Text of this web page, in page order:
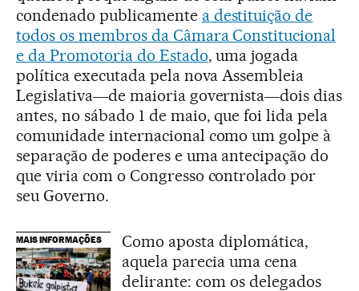
condenado publicamente a destituição de
todos os membros da Câmara Constitucional
e da Promotoria do Estado, uma jogada
política executada pela nova Assembleia
Legislativa―de maioria governista―dois dias
antes, no sábado 1 de maio, que foi lida pela
comunidade internacional como um golpe à
separação de poderes e uma antecipação do
que viria com o Congresso controlado por
seu Governo.
MAIS INFORMAÇÕES
Como aposta diplomática,
aquela parecia uma cena
delirante: com os delegados